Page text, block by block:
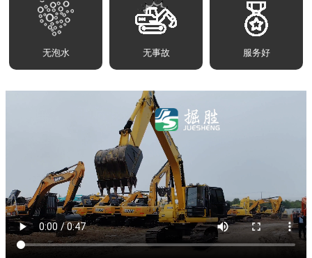
无泡水 无事故 服务好